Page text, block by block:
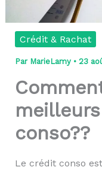
Crédit & Rachat
Par MarieLamy • 23
conso??
Le crédit conso